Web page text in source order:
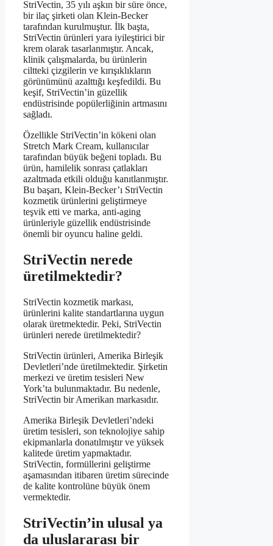
StriVectin, 35 yılı aşkın bir süre önce,
bir ilaç şirketi olan Klein-Becker
tarafından kurulmuştur. İlk başta,
StriVectin ürünleri yara iyileştirici bir
krem olarak tasarlanmıştır. Ancak,
klinik çalışmalarda, bu ürünlerin
ciltteki çizgilerin ve kırışıklıkların
görünümünü azalttığı keşfedildi. Bu
keşif, StriVectin’in güzellik
endüstrisinde popülerliğinin artmasını
sağladı.
Özellikle StriVectin’in kökeni olan
Stretch Mark Cream, kullanıcılar
tarafından büyük beğeni topladı. Bu
ürün, hamilelik sonrası çatlakları
azaltmada etkili olduğu kanıtlanmıştır.
Bu başarı, Klein-Becker’ı StriVectin
kozmetik ürünlerini geliştirmeye
teşvik etti ve marka, anti-aging
ürünleriyle güzellik endüstrisinde
önemli bir oyuncu haline geldi.
StriVectin nerede
üretilmektedir?
StriVectin kozmetik markası,
ürünlerini kalite standartlarına uygun
olarak üretmektedir. Peki, StriVectin
ürünleri nerede üretilmektedir?
StriVectin ürünleri, Amerika Birleşik
Devletleri’nde üretilmektedir. Şirketin
merkezi ve üretim tesisleri New
York’ta bulunmaktadır. Bu nedenle,
StriVectin bir Amerikan markasıdır.
Amerika Birleşik Devletleri’ndeki
üretim tesisleri, son teknolojiye sahip
ekipmanlarla donatılmıştır ve yüksek
kalitede üretim yapmaktadır.
StriVectin, formüllerini geliştirme
aşamasından itibaren üretim sürecinde
de kalite kontrolüne büyük önem
vermektedir.
StriVectin’in ulusal ya
da uluslararası bir